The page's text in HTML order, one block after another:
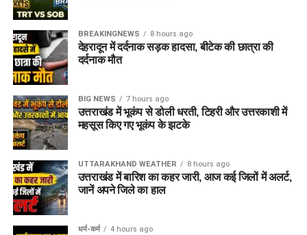
टेक्निकल असिस्टेंट (हिंदी)
असिस्टेंट आर्किविस्ट (ग्रेड-I)
अधिकतम 30 वर्ष
आईटी असिस्टेंट (ग्रेड-A)
अधिकतम 27 वर्ष
फिटर (ग्रेड-II)
लिफ्ट ऑपरेटर
18 से 37 वर्ष
आयु सीमा में छूट (Age Relaxation):
सरकारी नियमानुसार आरक्षित श्रेणियों (OBC, SC, ST, PwD, और
भूतपूर्व सैनिक) के आवेदकों को अधिकतम आयु सीमा में विशेष छूट प्रदान की
जाएगी। दिल्ली के ओबीसी (नॉन-क्रीमी लेयर) उम्मीदवारों को ही केवल
BREAKINGNEWS 8 hours ago
देहरादून में दर्दनाक सड़क हादसा, बीटेक की छात्रा की
दर्दनाक मौत
BIG NEWS 7 hours ago
उत्तराखंड में भूकंप से डोली धरती, टिहरी और उत्तरकाशी में
महसूस किए गए भूकंप के झटके
UTTARAKHAND WEATHER 8 hours ago
उत्तराखंड में बारिश का कहर जारी, आज कई जिलों में अलर्ट,
जानें अपने जिले का हाल
धर्म-कर्म 4 hours ago